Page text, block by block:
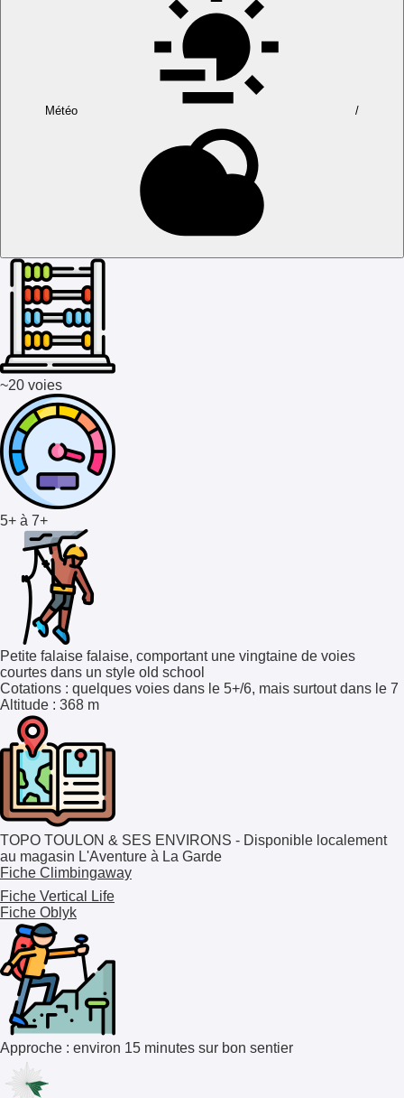
Météo /
~20 voies
5+ à 7+
Petite falaise falaise, comportant une vingtaine de voies
courtes dans un style old school
Cotations : quelques voies dans le 5+/6, mais surtout dans le 7
Altitude : 368 m
TOPO TOULON & SES ENVIRONS - Disponible localement
au magasin L'Aventure à La Garde
Fiche Climbingaway
Fiche Vertical Life
Fiche Oblyk
Approche : environ 15 minutes sur bon sentier